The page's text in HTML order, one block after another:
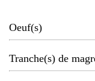
Oeuf(s)
Tranche(s) de